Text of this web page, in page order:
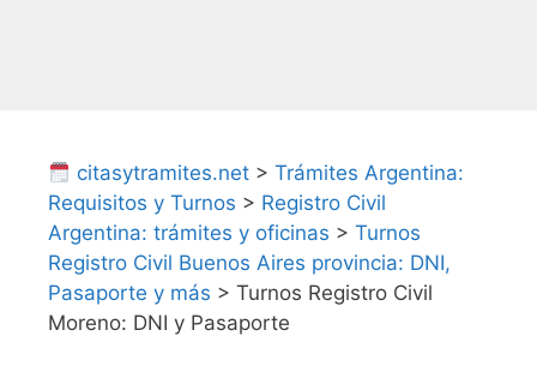
citasytramites.net >Trámites Argentina:
Requisitos y Turnos > Registro Civil
Argentina: trámites y oficinas > Turnos
Registro Civil Buenos Aires provincia: DNI,
Pasaporte y más > Turnos Registro Civil
Moreno: DNI y Pasaporte